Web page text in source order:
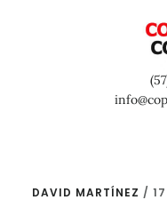
DAVID MARTÍNEZ /